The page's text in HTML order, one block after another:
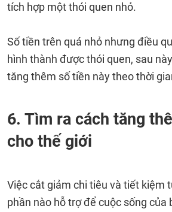
tích hợp một thói quen nhỏ.
Số tiền trên quá nhỏ nhưng điều
hình thành được thói quen, sau
tăng thêm số tiền này theo thời
6. Tìm ra cách tăng
cho thế giới
Việc cắt giảm chi tiêu và tiết kiệm
phần nào hỗ trợ để cuộc sống của